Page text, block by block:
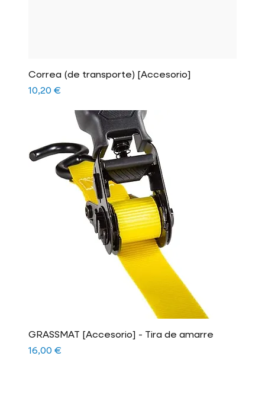
Correa (de transporte) [Accesorio]
Precio
10,20 €
GRASSMAT [Accesorio] - Tira de amarre
Precio
16,00 €